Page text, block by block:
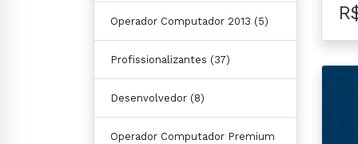
Operador Computador 2013 (5)
Profissionalizantes (37)
Desenvolvedor (8)
Operador Computador Premium